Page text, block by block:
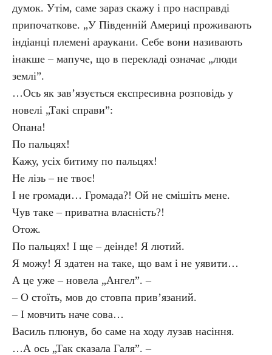
думок. Утім, саме зараз скажу і про насправді
припочаткове. „У Південній Америці проживають
індіанці племені араукани. Себе вони називають
інакше – мапуче, що в перекладі означає „люди
землі”.
…Ось як зав’язується експресивна розповідь у
новелі „Такі справи”:
Опана!
По пальцях!
Кажу, усіх битиму по пальцях!
Не лізь – не твоє!
І не громади… Громада?! Ой не смішіть мене.
Чув таке – приватна власність?!
Отож.
По пальцях! І ще – деінде! Я лютий.
Я можу! Я здатен на таке, що вам і не уявити…
А це уже – новела „Ангел”. –
– О стоїть, мов до стовпа прив’язаний.
– І мовчить наче сова…
Василь плюнув, бо саме на ходу лузав насіння.
…А ось „Так сказала Галя”. –